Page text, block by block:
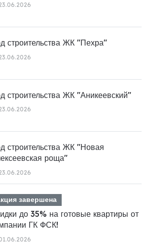
строительства ЖК "Пехра"
строительства ЖК "Аникеевский"
строительства ЖК "Новая
роща"
завершена
до 35% на готовые квартиры от
ГК ФСК!